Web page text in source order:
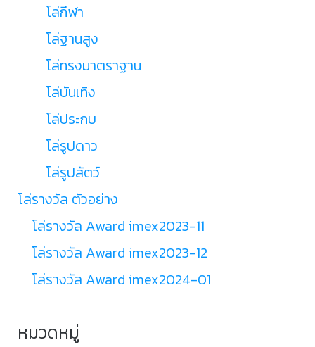
โล่กีฬา
โล่ฐานสูง
โล่ทรงมาตราฐาน
โล่บันเทิง
โล่ประกบ
โล่รูปดาว
โล่รูปสัตว์
โล่รางวัล ตัวอย่าง
โล่รางวัล Award imex2023-11
โล่รางวัล Award imex2023-12
โล่รางวัล Award imex2024-01
หมวดหมู่